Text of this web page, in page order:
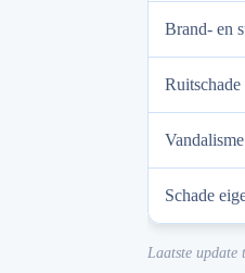
Brand- en
Ruitschade
Vandalisme
Schade
Laatste update